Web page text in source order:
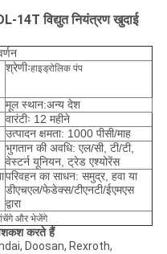
14T विद्युत नियंत्रण खुदाई
श्रेणीःहाइड्रोलिक पंप
मूल स्थान:अन्य देश
वारंटीः 12 महीने
उत्पादन क्षमता: 1000 पीसी/माह
भुगतान की अवधि: एल/सी, टी/टी,
वेस्टर्न यूनियन, ट्रेड एश्योरेंस
परिवहन का साधन: समुद्र, हवा या
डीएचएल/फेडेक्स/टीएनटी/ईएमएस
द्वारा
और भेजेंगे
पेशकश करते हैं
Doosan, Rexroth,